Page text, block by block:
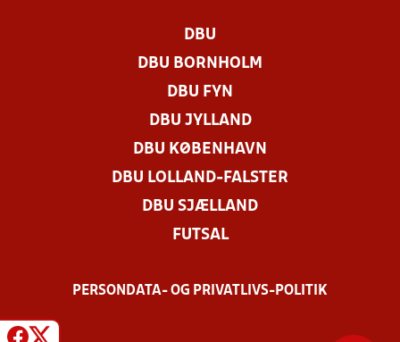
DBU
DBU BORNHOLM
DBU FYN
DBU JYLLAND
DBU KØBENHAVN
DBU LOLLAND-FALSTER
DBU SJÆLLAND
FUTSAL
PERSONDATA- OG PRIVATLIVS-POLITIK